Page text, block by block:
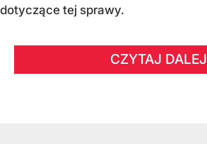
dotyczące tej sprawy.
CZYTAJ DALEJ